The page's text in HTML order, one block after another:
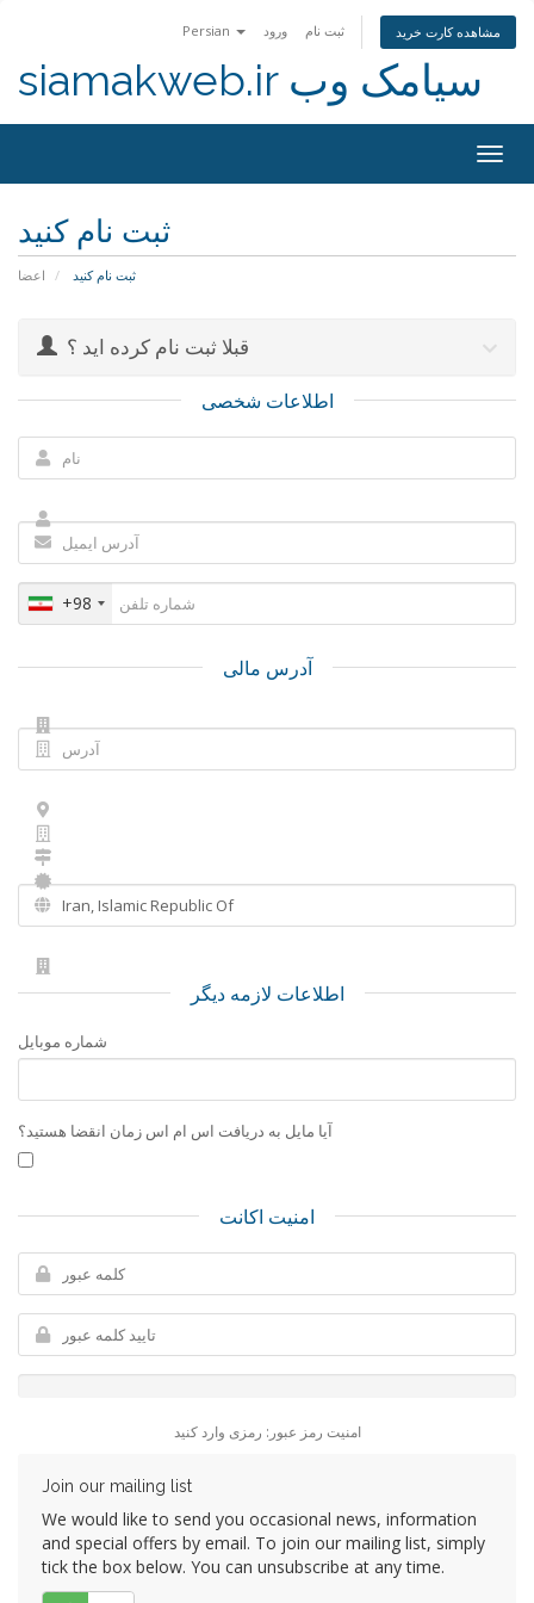
Persian ورود ثبت نام مشاهده کارت خرید
siamakweb.ir سیامک وب
ثبت نام کنید
اعضا ثبت نام کنید
قبلا ثبت نام کرده اید ؟
اطلاعات شخصی
+98
آدرس مالی
اطلاعات لازمه دیگر
شماره موبایل
آیا مایل به دریافت اس ام اس زمان انقضا هستید؟
امنیت اکانت
امنیت رمز عبور: رمزی وارد کنید
Join our mailing list
We would like to send you occasional news, information
and special offers by email. To join our mailing list, simply
tick the box below. You can unsubscribe at any time.